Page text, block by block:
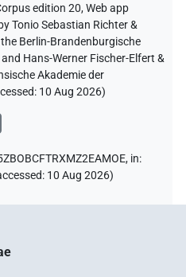
edition 20, Web app
Tonio Sebastian Richter &
Berlin-Brandenburgische
Hans-Werner Fischer-Elfert &
Akademie der
10 Aug 2026)
in:
: 10 Aug 2026)